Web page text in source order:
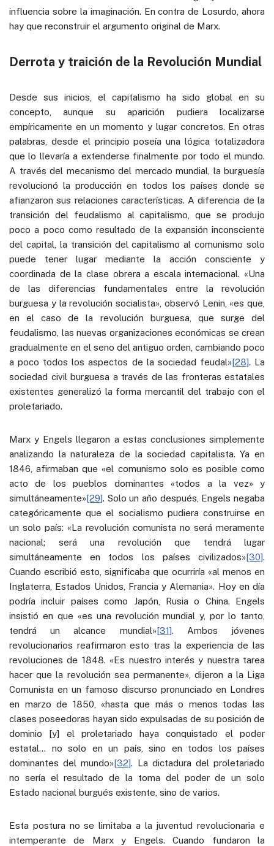
influencia sobre la imaginación. En contra de Losurdo, ahora
hay que reconstruir el argumento original de Marx.
Derrota y traición de la Revolución Mundial
Desde sus inicios, el capitalismo ha sido global en su
concepto, aunque su aparición pudiera localizarse
empíricamente en un momento y lugar concretos. En otras
palabras, desde el principio poseía una lógica totalizadora
que lo llevaría a extenderse finalmente por todo el mundo.
A través del mecanismo del mercado mundial, la burguesía
revolucionó la producción en todos los países donde se
afianzaron sus relaciones características. A diferencia de la
transición del feudalismo al capitalismo, que se produjo
poco a poco como resultado de la expansión inconsciente
del capital, la transición del capitalismo al comunismo solo
puede tener lugar mediante la acción consciente y
coordinada de la clase obrera a escala internacional. «Una
de las diferencias fundamentales entre la revolución
burguesa y la revolución socialista», observó Lenin, «es que,
en el caso de la revolución burguesa, que surge del
feudalismo, las nuevas organizaciones económicas se crean
gradualmente en el seno del antiguo orden, cambiando poco
a poco todos los aspectos de la sociedad feudal»[28]. La
sociedad civil burguesa a través de las fronteras estatales
existentes generalizó la forma mercantil del trabajo con el
proletariado.
Marx y Engels llegaron a estas conclusiones simplemente
analizando la naturaleza de la sociedad capitalista. Ya en
1846, afirmaban que «el comunismo solo es posible como
acto de los pueblos dominantes «todos a la vez» y
simultáneamente»[29]. Solo un año después, Engels negaba
categóricamente que el socialismo pudiera construirse en
un solo país: «La revolución comunista no será meramente
nacional; será una revolución que tendrá lugar
simultáneamente en todos los países civilizados»[30].
Cuando escribió esto, significaba que ocurriría «al menos en
Inglaterra, Estados Unidos, Francia y Alemania». Hoy en día
podría incluir países como Japón, Rusia o China. Engels
insistió en que «es una revolución mundial y, por lo tanto,
tendrá un alcance mundial»[31]. Ambos jóvenes
revolucionarios reafirmaron esto tras la experiencia de las
revoluciones de 1848. «Es nuestro interés y nuestra tarea
hacer que la revolución sea permanente», dijeron a la Liga
Comunista en un famoso discurso pronunciado en Londres
en marzo de 1850, «hasta que más o menos todas las
clases poseedoras hayan sido expulsadas de su posición de
dominio [y] el proletariado haya conquistado el poder
estatal… no solo en un país, sino en todos los países
dominantes del mundo»[32]. La dictadura del proletariado
no sería el resultado de la toma del poder de un solo
Estado nacional burgués existente, sino de varios.
Esta postura no se limitaba a la juventud revolucionaria e
intemperante de Marx y Engels. Cuando fundaron la